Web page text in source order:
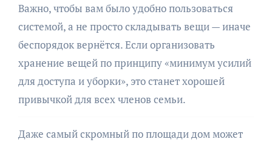
Важно, чтобы вам было удобно пользоваться
системой, а не просто складывать вещи — иначе
беспорядок вернётся. Если организовать
хранение вещей по принципу «минимум усилий
для доступа и уборки», это станет хорошей
привычкой для всех членов семьи.
Даже самый скромный по площади дом может